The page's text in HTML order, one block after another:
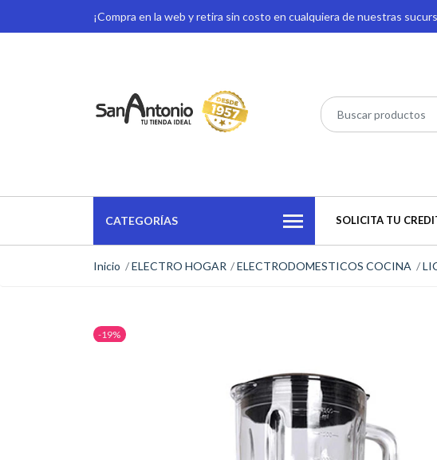
¡Compra en la web y retira sin costo en cualquiera de nuestras
CATEGORÍAS SOLICITA TU
Inicio ELECTRO HOGAR ELECTRODOMESTICOS COCINA
-19%